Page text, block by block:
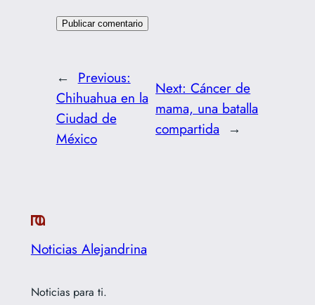
← Previous:
Chihuahua en la
Ciudad de
México
Next:Cáncer de
mama, una batalla
compartida →
Noticias Alejandrina
Noticias para ti.